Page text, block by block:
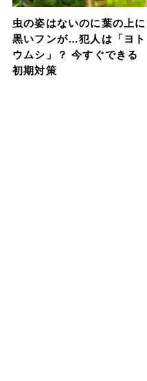
虫の姿はないのに葉の上に
黒いフンが…犯人は「ヨト
ウムシ」？ 今すぐできる
初期対策